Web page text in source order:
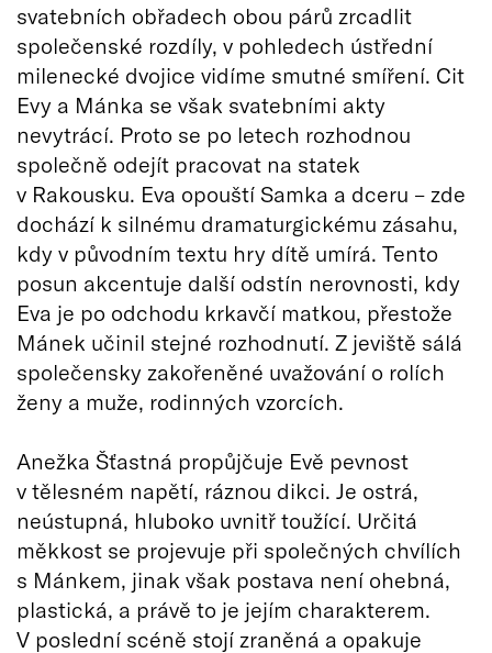
svatebních obřadech obou párů zrcadlit
společenské rozdíly, v pohledech ústřední
milenecké dvojice vidíme smutné smíření. Cit
Evy a Mánka se však svatebními akty
nevytrácí. Proto se po letech rozhodnou
společně odejít pracovat na statek
v Rakousku. Eva opouští Samka a dceru – zde
dochází k silnému dramaturgickému zásahu,
kdy v původním textu hry dítě umírá. Tento
posun akcentuje další odstín nerovnosti, kdy
Eva je po odchodu krkavčí matkou, přestože
Mánek učinil stejné rozhodnutí. Z jeviště sálá
společensky zakořeněné uvažování o rolích
ženy a muže, rodinných vzorcích.
Anežka Šťastná propůjčuje Evě pevnost
v tělesném napětí, ráznou dikci. Je ostrá,
neústupná, hluboko uvnitř toužící. Určitá
měkkost se projevuje při společných chvílích
s Mánkem, jinak však postava není ohebná,
plastická, a právě to je jejím charakterem.
V poslední scéně stojí zraněná a opakuje